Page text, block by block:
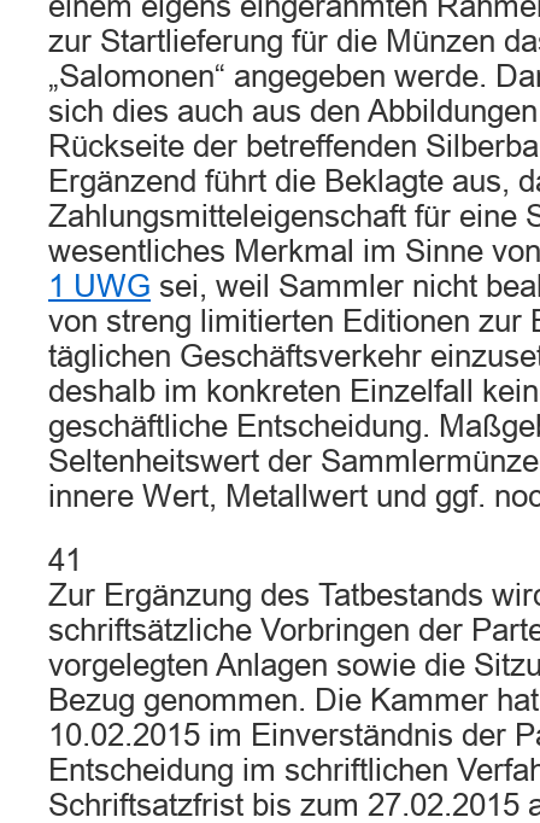
zur Startlieferung für die Münzen
„Salomonen“ angegeben werde.
sich dies auch aus den
Rückseite der betreffenden
Ergänzend führt die Beklagte aus,
Zahlungsmitteleigenschaft für eine
wesentliches Merkmal im Sinne
1 UWG sei, weil Sammler nicht
von streng limitierten Editionen zur
täglichen Geschäftsverkehr
deshalb im konkreten Einzelfall
geschäftliche Entscheidung.
Seltenheitswert der
innere Wert, Metallwert und ggf.
41
Zur Ergänzung des Tatbestands
schriftsätzliche Vorbringen der
vorgelegten Anlagen sowie die
Bezug genommen. Die Kammer
10.02.2015 im Einverständnis der
Entscheidung im schriftlichen
Schriftsatzfrist bis zum 27.02.2015